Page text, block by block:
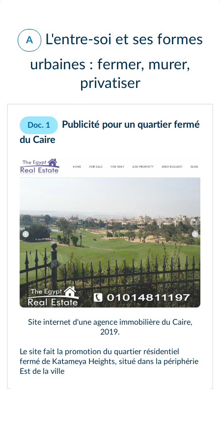
A
L'entre-soi et ses formes
urbaines : fermer, murer,
privatiser
Doc. 1
Publicité pour un quartier fermé
du Caire
Site internet d'une agence immobilière du Caire,
2019.
Le site fait la promotion du quartier résidentiel
fermé de Katameya Heights, situé dans la périphérie
Est de la ville